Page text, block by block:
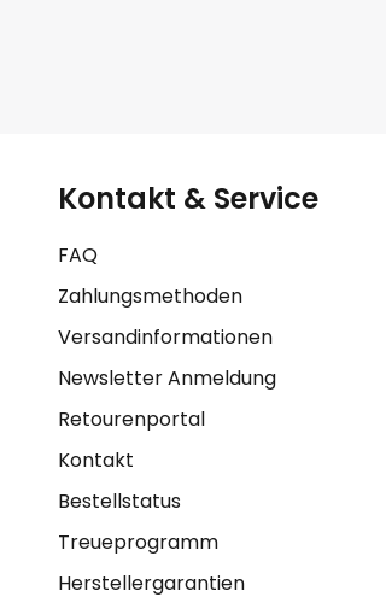
Kontakt & Service
FAQ
Zahlungsmethoden
Versandinformationen
Newsletter Anmeldung
Retourenportal
Kontakt
Bestellstatus
Treueprogramm
Herstellergarantien